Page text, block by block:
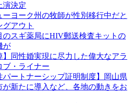
演決定
ーヨーク州の牧師が性別移行中だと
グアウト
のスギ薬局にHIV郵送検査キットの
が
】同性婚実現に尽力した偉大なアラ
ブ・ライナー
パートナーシップ証明制度】岡山県
が新たに導入など、各地の動きをお